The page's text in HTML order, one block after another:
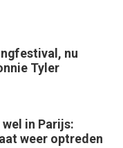
nu
Tyler
in Parijs:
weer optreden